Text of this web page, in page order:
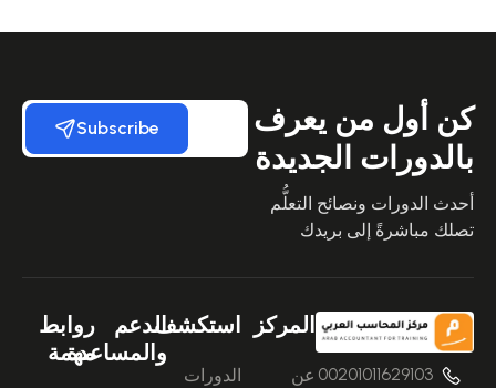
كن أول من يعرف
بالدورات الجديدة
أحدث الدورات ونصائح التعلُّم
تصلك مباشرةً إلى بريدك
Subscribe
00201011629103
المركز
عن
استكشف
الدورات
الدعم
والمساعدة
روابط
مهمة